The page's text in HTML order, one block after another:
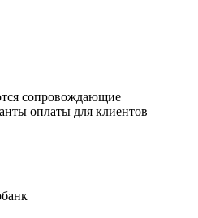
сопровождающие
оплаты для клиентов